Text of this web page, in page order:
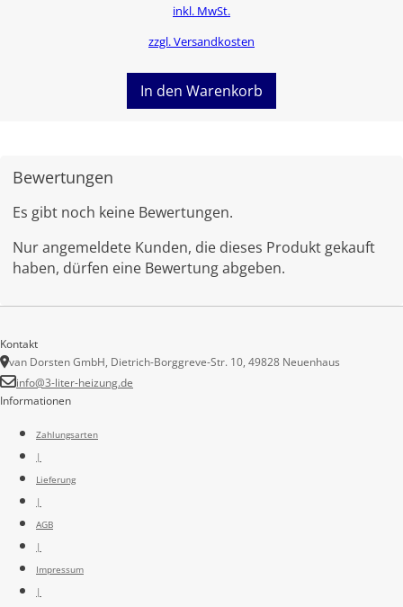
inkl. MwSt.
zzgl. Versandkosten
In den Warenkorb
Bewertungen
Es gibt noch keine Bewertungen.
Nur angemeldete Kunden, die dieses Produkt gekauft
haben, dürfen eine Bewertung abgeben.
Informationen
Zahlungsarten
|
Lieferung
|
AGB
|
Impressum
|
Kontakt
van Dorsten GmbH, Dietrich-Borggreve-Str. 10, 49828 Neuenhaus
info@3-liter-heizung.de